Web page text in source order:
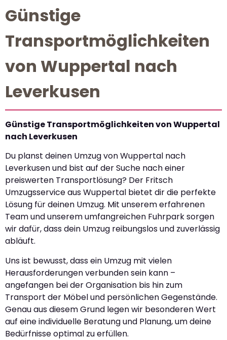
Günstige
Transportmöglichkeiten
von Wuppertal nach
Leverkusen
Günstige Transportmöglichkeiten von Wuppertal
nach Leverkusen
Du planst deinen Umzug von Wuppertal nach
Leverkusen und bist auf der Suche nach einer
preiswerten Transportlösung? Der Fritsch
Umzugsservice aus Wuppertal bietet dir die perfekte
Lösung für deinen Umzug. Mit unserem erfahrenen
Team und unserem umfangreichen Fuhrpark sorgen
wir dafür, dass dein Umzug reibungslos und zuverlässig
abläuft.
Uns ist bewusst, dass ein Umzug mit vielen
Herausforderungen verbunden sein kann –
angefangen bei der Organisation bis hin zum
Transport der Möbel und persönlichen Gegenstände.
Genau aus diesem Grund legen wir besonderen Wert
auf eine individuelle Beratung und Planung, um deine
Bedürfnisse optimal zu erfüllen.